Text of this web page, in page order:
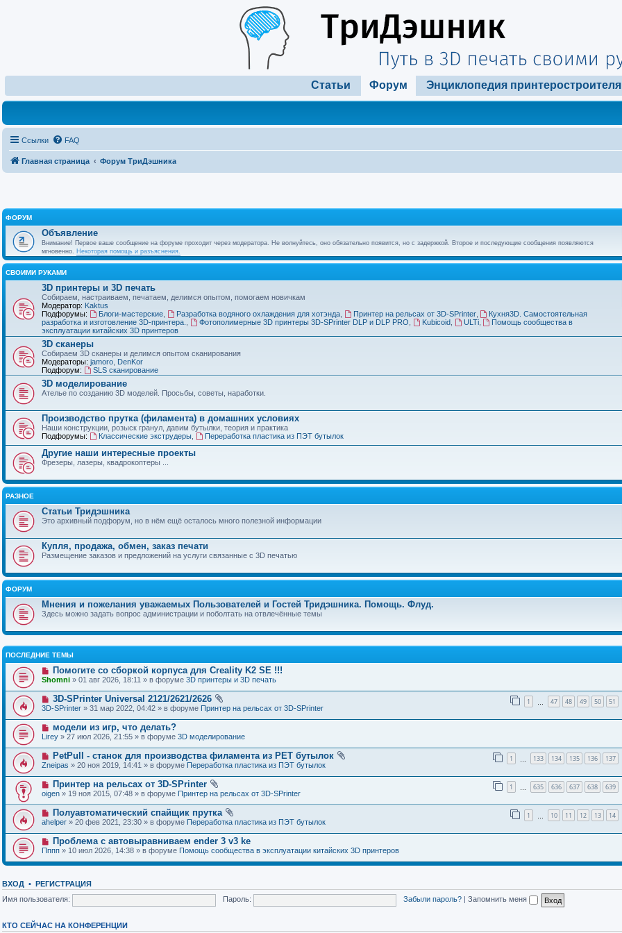
Статьи Форум Энциклопедия принтеростроителя
Ссылки FAQ
Главная страница Форум ТриДэшника
ФОРУМ
Объявление
Внимание! Первое ваше сообщение на форуме проходит через модератора. Не волнуйтесь, оно обязательно появится, но с задержкой. Второе и последующие сообщения появляются
мгновенно. Некоторая помощь и разъяснения.
СВОИМИ РУКАМИ
3D принтеры и 3D печать
Собираем, настраиваем, печатаем, делимся опытом, помогаем новичкам
Модератор: Kaktus
Подфорумы:
Блоги-мастерские, Разработка водяного охлаждения для хотэнда, Принтер на рельсах от 3D-SPrinter,
Кухня3D. Самостоятельная
разработка и изготовление 3D-принтера.
Фотополимерные 3D принтеры 3D-SPrinter DLP и DLP PRO Kubicoid, ULTi,
Помощь сообщества в
эксплуатации китайских 3D принтеров
3D сканеры
Собираем 3D сканеры и делимся опытом сканирования
Модераторы: jamoro DenKor
Подфорум:
SLS сканирование
3D моделирование
Ателье по созданию 3D моделей. Просьбы, советы, наработки.
Производство прутка (филамента) в домашних условиях
Наши конструкции, розыск гранул, давим бутылки, теория и практика
Подфорумы:
Классические экструдеры, Переработка пластика из ПЭТ бутылок
Другие наши интересные проекты
Фрезеры, лазеры, квадрокоптеры ...
РАЗНОЕ
Статьи Тридэшника
Это архивный подфорум, но в нём ещё осталось много полезной информации
Купля, продажа, обмен, заказ печати
Размещение заказов и предложений на услуги связанные с 3D печатью
ФОРУМ
Мнения и пожелания уважаемых Пользователей и Гостей Тридэшника. Помощь. Флуд.
Здесь можно задать вопрос администрации и поболтать на отвлечённые темы
ПОСЛЕДНИЕ ТЕМЫ
Помогите со сборкой корпуса для Creality K2 SE !!!
Shomni » 01 авг 2026, 18:11 » в форуме 3D принтеры и 3D печать
3D-SPrinter Universal 2121/2621/2626 1 47 48 49 50 51
3D-SPrinter » 31 мар 2022, 04:42 » в форуме Принтер на рельсах от 3D-SPrinter
модели из игр, что делать?
Lirey » 27 июл 2026, 21:55 » в форуме 3D моделирование
PetPull - cтанок для производства филамента из PET бутылок 1 133 134 135 136 137
Zneipas » 20 ноя 2019, 14:41 » в форуме Переработка пластика из ПЭТ бутылок
Принтер на рельсах от 3D-SPrinter 1 635 636 637 638 639
oigen » 19 ноя 2015, 07:48 » в форуме Принтер на рельсах от 3D-SPrinter
Полуавтоматический спайщик прутка 1 10 11 12 13 14
ahelper » 20 фев 2021, 23:30 » в форуме Переработка пластика из ПЭТ бутылок
Проблема с автовыравниваем ender 3 v3 ke
Пппп » 10 июл 2026, 14:38 » в форуме Помощь сообщества в эксплуатации китайских 3D принтеров
ВХОД • РЕГИСТРАЦИЯ
Имя пользователя:
Пароль: Забыли пароль? Запомнить меня
КТО СЕЙЧАС НА КОНФЕРЕНЦИИ